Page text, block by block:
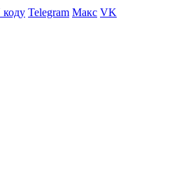
коду Telegram Макс VK